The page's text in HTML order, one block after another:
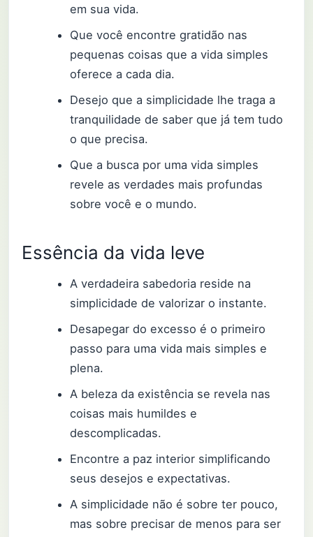
em sua vida.
Que você encontre gratidão nas
pequenas coisas que a vida simples
oferece a cada dia.
Desejo que a simplicidade lhe traga a
tranquilidade de saber que já tem tudo
o que precisa.
Que a busca por uma vida simples
revele as verdades mais profundas
sobre você e o mundo.
Essência da vida leve
A verdadeira sabedoria reside na
simplicidade de valorizar o instante.
Desapegar do excesso é o primeiro
passo para uma vida mais simples e
plena.
A beleza da existência se revela nas
coisas mais humildes e
descomplicadas.
Encontre a paz interior simplificando
seus desejos e expectativas.
A simplicidade não é sobre ter pouco,
mas sobre precisar de menos para ser